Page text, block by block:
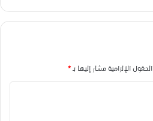
الحقول الإلزامية مشار إليها بـ*